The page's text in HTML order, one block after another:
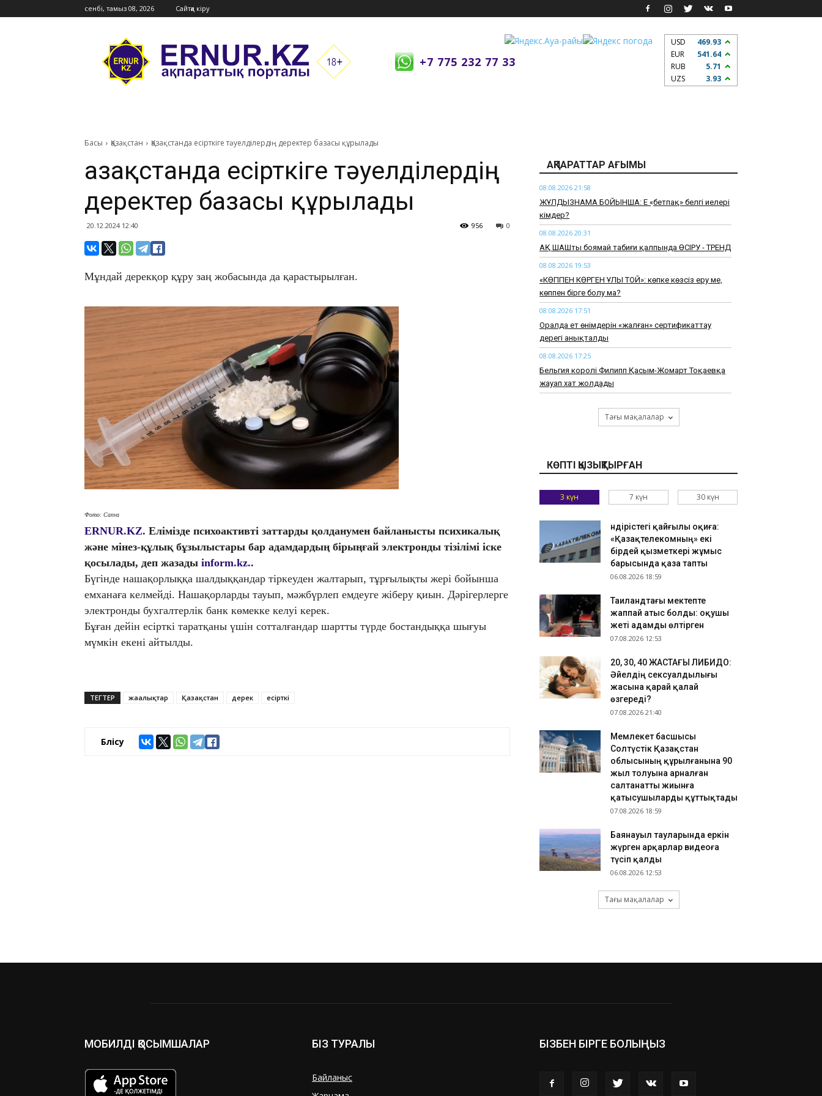
сенбі, тамыз 08, 2026 Сайтқа кіру
Ernur
Press
+7 775 232 77 33
USD
469.93
EUR
541.64
RUB
5.71
UZS
3.93
Басы Қазақстан ​Қазақстанда есірткіге тәуелділердің деректер базасы құрылады
​Қазақстанда есірткіге тәуелділердің
деректер базасы құрылады
20.12.2024 12:40 0
956
​Мұндай дерекқор құру заң жобасында да қарастырылған.
Фото: Canva
ERNUR.KZ. Елімізде психоактивті заттарды қолданумен байланысты психикалық
және мінез-құлық бұзылыстары бар адамдардың бірыңғай электронды тізілімі іске
қосылады, деп жазады inform.kz..
Бүгінде нашақорлыққа шалдыққандар тіркеуден жалтарып, тұрғылықты жері бойынша
емханаға келмейді. Нашақорларды тауып, мәжбүрлеп емдеуге жіберу қиын. Дәрігерлерге
электронды бухгалтерлік банк көмекке келуі керек.
Бұған дейін есірткі таратқаны үшін сотталғандар шартты түрде бостандыққа шығуы
мүмкін екені айтылды.
ТЕГТЕР жаңалықтар Қазақстан дерек есірткі
Бөлісу
АҚПАРАТТАР АҒЫМЫ
08.08.2026 21:58
ЖҰЛДЫЗНАМА БОЙЫНША: Ең «бетпақ» белгі иелері
кімдер?
08.08.2026 20:31
АҚ ШАШты боямай табиғи қалпында ӨСІРУ - ТРЕНД
08.08.2026 19:53
​«КӨППЕН КӨРГЕН ҰЛЫ ТОЙ»: көпке көзсіз еру ме,
көппен бірге болу ма?
08.08.2026 17:51
Оралда ет өнімдерін «жалған» сертификаттау
дерегі анықталды
08.08.2026 17:25
Бельгия королі Филипп Қасым-Жомарт Тоқаевқа
жауап хат жолдады
Жайық өзенінде батып бара жатқан адам
Студенттерді жатақханамен қамтамасыз ету
бойынша ахуалдық орталық жұмысын бастады
08.08.2026 15:52
Украина Қазақстан мұнайы өтетін Каспий құбыр
консарциуымы инфрақұрылымына шабуыл
жасамауға уәде берді
08.08.2026 15:23
Қазақстанның бірнеше өңірінде +43 градусқа дейін
аптап ыстық болады
08.08.2026 14:51
Атырауда балабақша тәрбиешісі бір жасар сәбиді
ұрған
Тағы мақалалар
КӨПТІ ҚЫЗЫҚТЫРҒАН
3 күн 7 күн 30 күн
Өндірістегі қайғылы оқиға:
«Қазақтелекомның» екі
бірдей қызметкері жұмыс
барысында қаза тапты
06.08.2026 18:59
Таиландтағы мектепте
жаппай атыс болды: оқушы
жеті адамды өлтірген
07.08.2026 12:53
​20, 30, 40 ЖАСТАҒЫ ЛИБИДО:
Әйелдің сексуалдылығы
жасына қарай қалай
өзгереді?
07.08.2026 21:40
Мемлекет басшысы
Солтүстік Қазақстан
облысының құрылғанына 90
жыл толуына арналған
салтанатты жиынға
қатысушыларды құттықтады
07.08.2026 18:59
Баянауыл тауларында еркін
жүрген арқарлар видеоға
түсіп қалды
06.08.2026 12:53
Тағы мақалалар
МОБИЛДІ ҚОСЫМШАЛАР БІЗ ТУРАЛЫ
Байланыс
БІЗБЕН БІРГЕ БОЛЫҢЫЗ